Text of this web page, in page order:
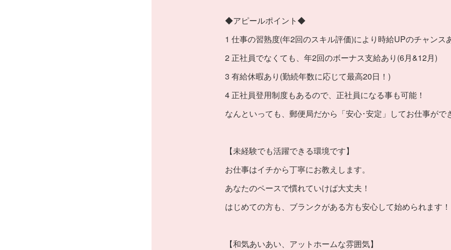
◆アピールポイント◆
1 仕事の習熟度(年2回のスキル評価)により時給UPのチャンス
2 正社員でなくても、年2回のボーナス支給あり(6月&12月)
3 有給休暇あり(勤続年数に応じて最高20日！)
4 正社員登用制度もあるので、正社員になる事も可能！
なんといっても、郵便局だから「安心･安定」してお仕事がで
【未経験でも活躍できる環境です】
お仕事はイチから丁寧にお教えします。
あなたのペースで慣れていけば大丈夫！
はじめての方も、ブランクがある方も安心して始められます！
【和気あいあい、アットホームな雰囲気】